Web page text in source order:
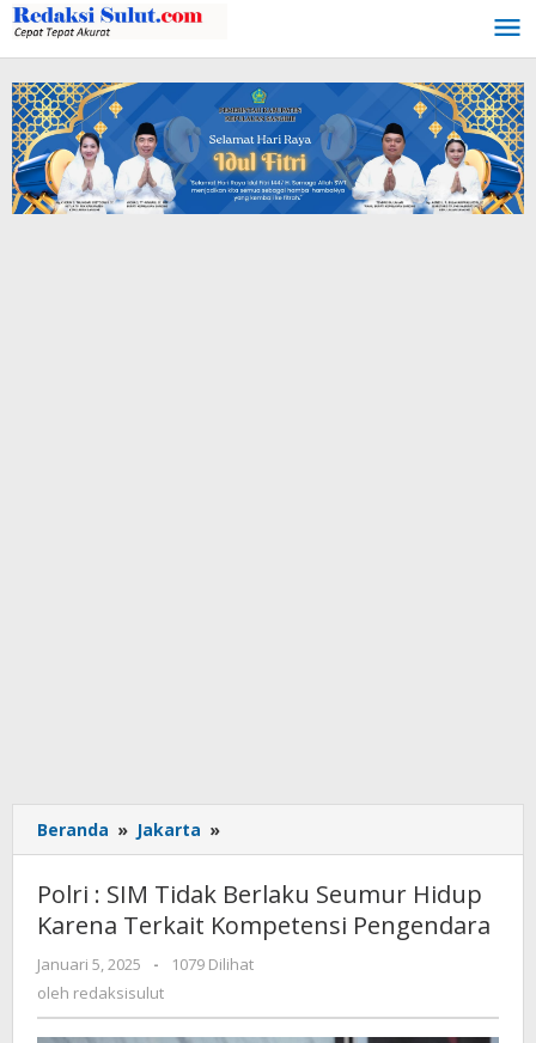
Lewati
ke
konten
Beranda » Jakarta »
:
Tidak
Berlaku
Seumur
Polri : SIM Tidak Berlaku Seumur Hidup
Karena Terkait Kompetensi Pengendara
Januari 5, 2025
oleh
redaksisulut
-
1079 Dilihat
oleh redaksisulut